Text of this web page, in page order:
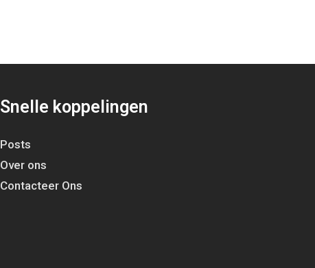
Snelle koppelingen
Posts
Over ons
Contacteer Ons